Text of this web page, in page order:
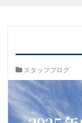
スタッフブログ